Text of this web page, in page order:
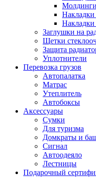
Накладки
Накладки
Заглушки на
Щетки
Защита
Уплотнители
Перевозка грузов
Автопалатка
Матрас
Утеплитель
Автобоксы
Аксессуары
Сумки
Для туризма
Домкраты и
Сигнал
Автоодеяло
Лестницы
Подарочный